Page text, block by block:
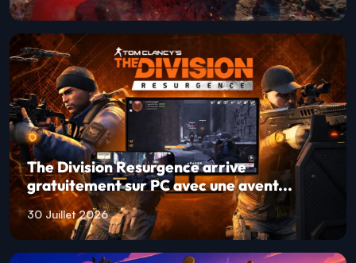
The Division Resurgence arrive
gratuitement sur PC avec une avent...
30 Juillet 2026